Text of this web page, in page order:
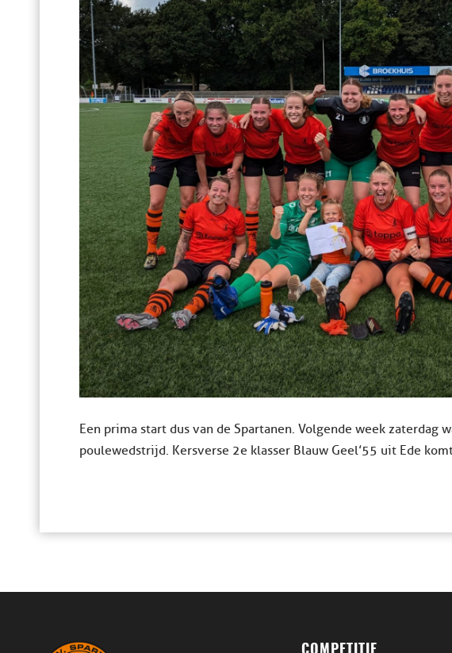
Een prima start dus van de Spartanen. Volgende week zaterdag
poulewedstrijd. Kersverse 2e klasser Blauw Geel’55 uit Ede